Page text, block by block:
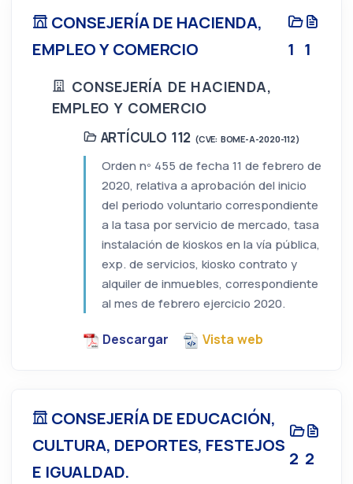
CONSEJERÍA DE HACIENDA,
EMPLEO Y COMERCIO
1 1
CONSEJERÍA DE HACIENDA,
EMPLEO Y COMERCIO
ARTÍCULO 112 (CVE: BOME-A-2020-112)
Orden nº 455 de fecha 11 de febrero de
2020, relativa a aprobación del inicio
del periodo voluntario correspondiente
a la tasa por servicio de mercado, tasa
instalación de kioskos en la vía pública,
exp. de servicios, kiosko contrato y
alquiler de inmuebles, correspondiente
al mes de febrero ejercicio 2020.
Descargar Vista web
CONSEJERÍA DE EDUCACIÓN,
CULTURA, DEPORTES, FESTEJOS
E IGUALDAD.
2 2